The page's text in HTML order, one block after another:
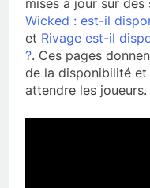
mises à jour sur des
Wicked : est-il
et Rivage est-il
?. Ces pages
de la disponibilité
attendre les joueurs.